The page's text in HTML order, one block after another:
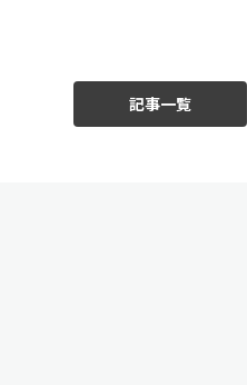
記事一覧